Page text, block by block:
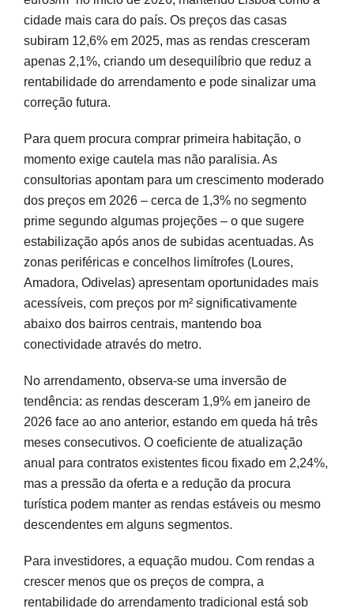
cidade mais cara do país. Os preços das casas
subiram 12,6% em 2025, mas as rendas cresceram
apenas 2,1%, criando um desequilíbrio que reduz a
rentabilidade do arrendamento e pode sinalizar uma
correção futura.
Para quem procura comprar primeira habitação, o
momento exige cautela mas não paralisia. As
consultorias apontam para um crescimento moderado
dos preços em 2026 – cerca de 1,3% no segmento
prime segundo algumas projeções – o que sugere
estabilização após anos de subidas acentuadas. As
zonas periféricas e concelhos limítrofes (Loures,
Amadora, Odivelas) apresentam oportunidades mais
acessíveis, com preços por m² significativamente
abaixo dos bairros centrais, mantendo boa
conectividade através do metro.
No arrendamento, observa-se uma inversão de
tendência: as rendas desceram 1,9% em janeiro de
2026 face ao ano anterior, estando em queda há três
meses consecutivos. O coeficiente de atualização
anual para contratos existentes ficou fixado em 2,24%,
mas a pressão da oferta e a redução da procura
turística podem manter as rendas estáveis ou mesmo
descendentes em alguns segmentos.
Para investidores, a equação mudou. Com rendas a
crescer menos que os preços de compra, a
rentabilidade do arrendamento tradicional está sob